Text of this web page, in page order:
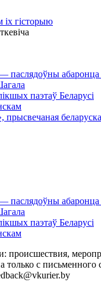
іх гісторыю
абаронца
паэтаў Беларусі
прысвечаная
абаронца
паэтаў Беларусі
происшествия,
с